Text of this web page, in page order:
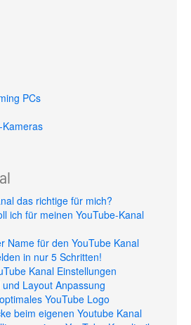
PCs
Kameras
das richtige für mich?
ich für meinen YouTube-Kanal
Name für den YouTube Kanal
in nur 5 Schritten!
Kanal Einstellungen
Layout Anpassung
YouTube Logo
beim eigenen Youtube Kanal